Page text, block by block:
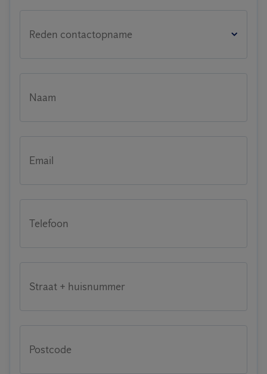
Reden contactopname
Naam
Email
Telefoon
Straat + huisnummer
Postcode